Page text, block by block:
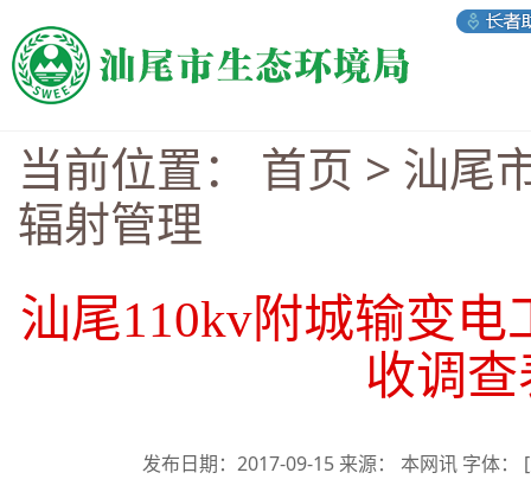
当前位置： 首页 > 汕尾
辐射管理
汕尾110kv附城输变
收调
发布日期：2017-09-15 来源： 本网讯 字体：